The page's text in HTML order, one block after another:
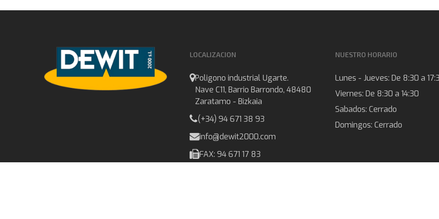
LOCALIZACION
Poligono industrial Ugarte.
Nave C11, Barrio Barrondo, 48480
Zaratamo - Bizkaia
(+34) 94 671 38 93
info@dewit2000.com
FAX: 94 671 17 83
NUESTRO HORARIO
Lunes - Jueves: De 8:30 a
Viernes: De 8:30 a 14:30
Sabados: Cerrado
Domingos: Cerrado